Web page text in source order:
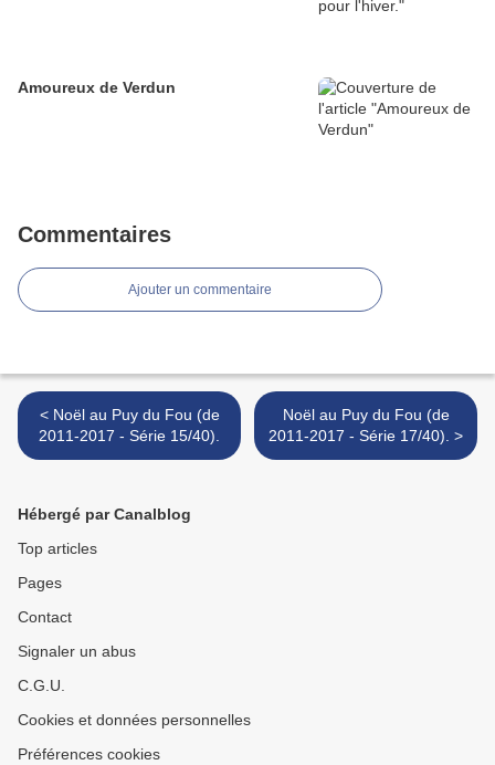
Amoureux de Verdun
Commentaires
Ajouter un commentaire
< Noël au Puy du Fou (de
2011-2017 - Série 15/40).
Noël au Puy du Fou (de
2011-2017 - Série 17/40). >
Hébergé par Canalblog
Top articles
Pages
Contact
Signaler un abus
C.G.U.
Cookies et données personnelles
Préférences cookies